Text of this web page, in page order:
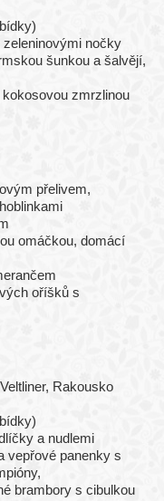
nočky
šunkou a šalvějí,
zmrzlinou
přelivem,
omáčkou, domácí
oříšků s
Rakousko
a nudlemi
vepřové panenky s
brambory s cibulkou